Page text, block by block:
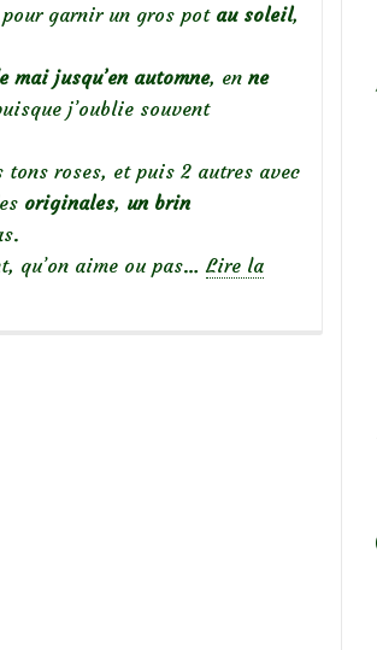
pour garnir un gros pot au soleil,
mai jusqu’en automne, en ne
j’oublie souvent
tons roses, et puis 2 autres avec
originales, un brin
qu’on aime ou pas… Lire la